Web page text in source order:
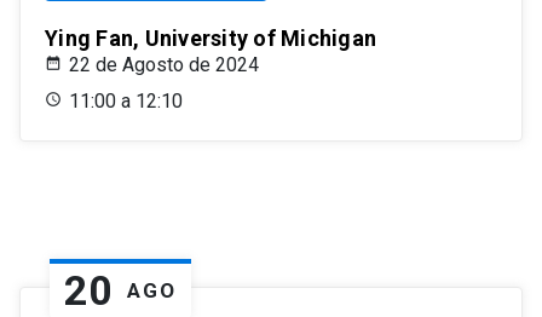
Ying Fan, University of Michigan
22 de Agosto de 2024
11:00 a 12:10
20 AGO